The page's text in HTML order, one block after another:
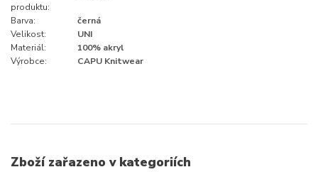
produktu:
Barva:
černá
Velikost:
UNI
Materiál:
100% akryl
Výrobce:
CAPU Knitwear
Zboží zařazeno v kategoriích